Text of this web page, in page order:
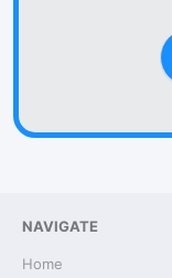
NAVIGATE
Home